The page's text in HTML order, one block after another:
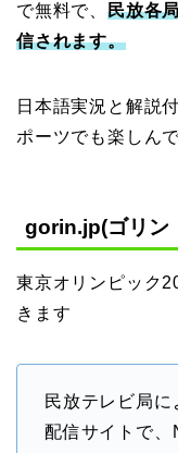
で無料で、 民放各
信されます。
日本語実況と解説
ポーツでも楽しん
gorin.jp(ゴリン
東京オリンピック
きます
民放テレビ局
配信サイトで